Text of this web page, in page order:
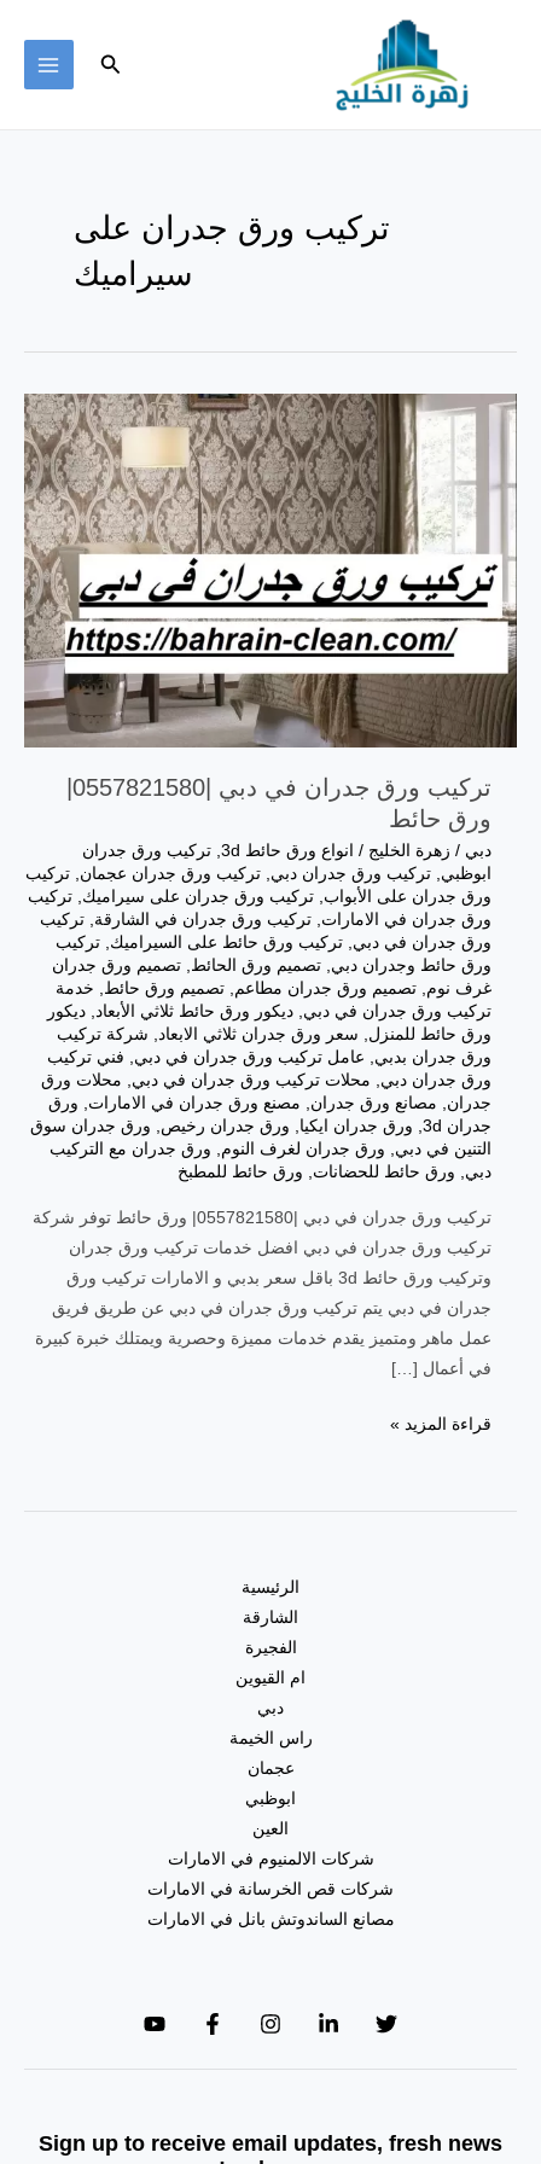
البحث
تركيب ورق جدران على
سيراميك
تركيب ورق جدران في دبي |0557821580|
ورق حائط
دبي / زهرة الخليج / انواع ورق حائط 3d , تركيب ورق جدران
ابوظبي, تركيب ورق جدران دبي, تركيب ورق جدران عجمان, تركيب
ورق جدران على الأبواب, تركيب ورق جدران على سيراميك, تركيب
ورق جدران في الامارات, تركيب ورق جدران في الشارقة, تركيب
ورق جدران في دبي, تركيب ورق حائط على السيراميك, تركيب
ورق حائط وجدران دبي, تصميم ورق الحائط, تصميم ورق جدران
غرف نوم, تصميم ورق جدران مطاعم, تصميم ورق حائط, خدمة
تركيب ورق جدران في دبي, ديكور ورق حائط ثلاثي الأبعاد, ديكور
ورق حائط للمنزل, سعر ورق جدران ثلاثي الابعاد, شركة تركيب
ورق جدران بدبي, عامل تركيب ورق جدران في دبي, فني تركيب
ورق جدران دبي, محلات تركيب ورق جدران في دبي, محلات ورق
جدران, مصانع ورق جدران, مصنع ورق جدران في الامارات, ورق
جدران 3d
, ورق جدران ايكيا, ورق جدران رخيص, ورق جدران سوق
التنين في دبي, ورق جدران لغرف النوم, ورق جدران مع التركيب
دبي, ورق حائط للحضانات, ورق حائط للمطبخ
تركيب ورق جدران في دبي |0557821580| ورق حائط توفر شركة
تركيب ورق جدران في دبي افضل خدمات تركيب ورق جدران
وتركيب ورق حائط 3d باقل سعر بدبي و الامارات تركيب ورق
جدران في دبي يتم تركيب ورق جدران في دبي عن طريق فريق
عمل ماهر ومتميز يقدم خدمات مميزة وحصرية ويمتلك خبرة كبيرة
في أعمال […]
قراءة المزيد »
الرئيسية
الشارقة
الفجيرة
ام القيوين
دبي
راس الخيمة
عجمان
ابوظبي
العين
شركات الالمنيوم في الامارات
شركات قص الخرسانة في الامارات
مصانع الساندوتش بانل في الامارات
Sign up to receive email updates, fresh news